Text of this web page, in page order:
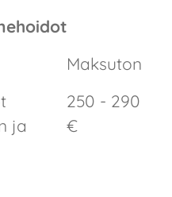
Maksuton
ja
250 - 290
€